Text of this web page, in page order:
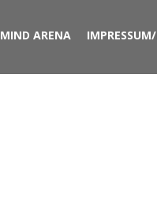
MIND ARENA